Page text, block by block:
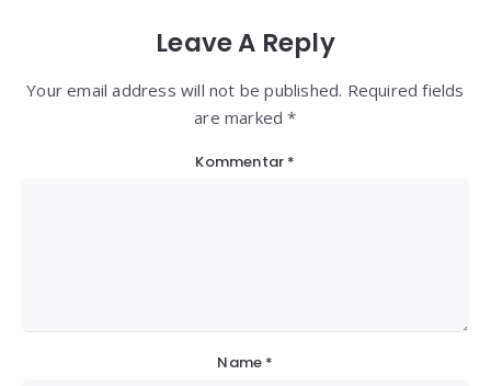
Leave A Reply
Your email address will not be published. Required fields
are marked *
Kommentar *
Name *